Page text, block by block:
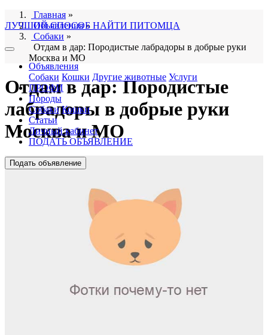
ЛУЧШИЙ СПОСОБ НАЙТИ ПИТОМЦА
Объявления
Собаки Кошки Другие животные Услуги
ПРОФИ
Породы
Собаки Кошки
Статьи
Личный кабинет
ПОДАТЬ ОБЪЯВЛЕНИЕ
Подать объявление
Главная »
Объявления»
Собаки »
Отдам в дар: Породистые лабрадоры в добрые руки
Москва и МО
Отдам в дар: Породистые
лабрадоры в добрые руки
Москва и МО